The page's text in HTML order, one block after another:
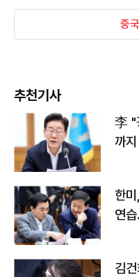
중
추천기사
李 "
까
한
연
김